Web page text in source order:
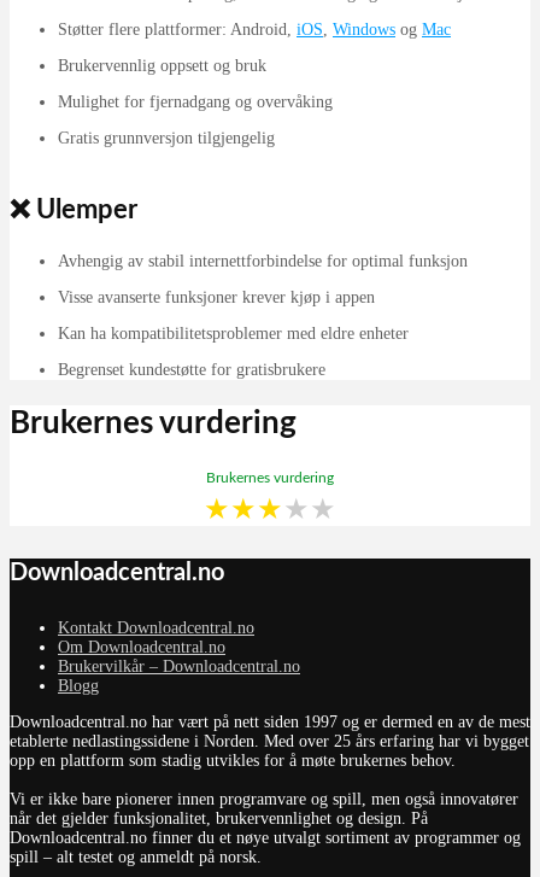
Støtter flere plattformer: Android, iOS Windows og Mac
Brukervennlig oppsett og bruk
Mulighet for fjernadgang og overvåking
Gratis grunnversjon tilgjengelig
❌ Ulemper
Avhengig av stabil internettforbindelse for optimal funksjon
Visse avanserte funksjoner krever kjøp i appen
Kan ha kompatibilitetsproblemer med eldre enheter
Begrenset kundestøtte for gratisbrukere
Brukernes vurdering
Brukernes vurdering
★★★★★
Downloadcentral.no
Kontakt Downloadcentral.no
Om Downloadcentral.no
Brukervilkår – Downloadcentral.no
Blogg
Downloadcentral.no har vært på nett siden 1997 og er dermed en av de mest
etablerte nedlastingssidene i Norden. Med over 25 års erfaring har vi bygget
opp en plattform som stadig utvikles for å møte brukernes behov.
Vi er ikke bare pionerer innen programvare og spill, men også innovatører
når det gjelder funksjonalitet, brukervennlighet og design. På
Downloadcentral.no finner du et nøye utvalgt sortiment av programmer og
spill – alt testet og anmeldt på norsk.